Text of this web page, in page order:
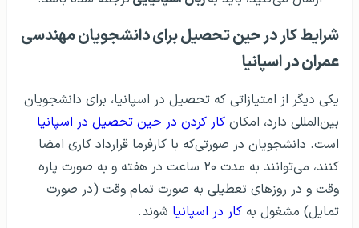
شرایط کار در حین تحصیل برای دانشجویان مهندسی
عمران در اسپانیا
یکی دیگر از امتیازاتی که تحصیل در اسپانیا، برای دانشجویان
بین‌المللی دارد، امکان کار کردن در حین تحصیل در اسپانیا
است. دانشجویان در صورتی‌که با کارفرما قرارداد کاری امضا
کنند، می‌توانند به مدت ۲۰ ساعت در هفته و به صورت پاره
وقت و در روزهای تعطیلی به صورت تمام وقت (در صورت
تمایل) مشغول به کار در اسپانیا شوند.